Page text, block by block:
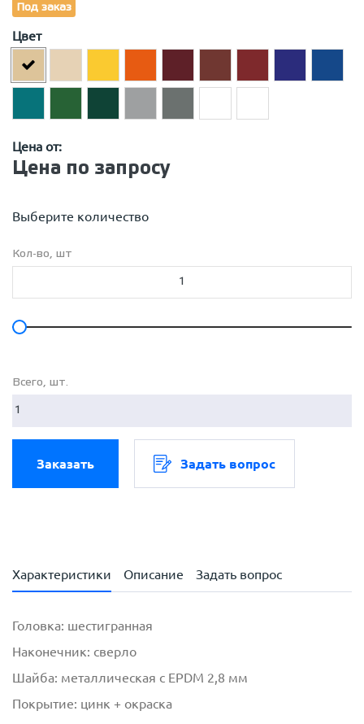
Под заказ
Цвет
Цена от:
Цена по запросу
Выберите количество
Кол-во, шт
Всего, шт.
Заказать Задать вопрос
Характеристики Описание Задать вопрос
Головка: шестигранная
Наконечник: сверло
Шайба: металлическая с ЕРDM 2,8 мм
Покрытие: цинк + окраска